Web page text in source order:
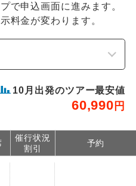
で申込画面に進みます。
料金が変わります。
10 月出発のツアー最安値
60,990 円
催行状況
割引
予約